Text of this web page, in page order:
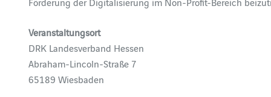
Veranstaltungsort
DRK Landesverband Hessen
Abraham-Lincoln-Straße 7
65189 Wiesbaden